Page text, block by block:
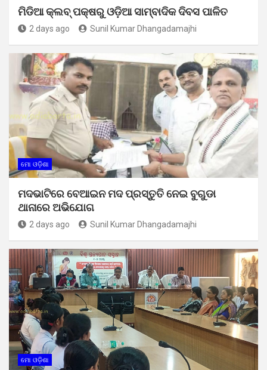
ମିଡିଆ କ୍ଲବ୍ ପକ୍ଷରୁ ଓଡ଼ିଆ ସାମ୍ବାଦିକ ଦିବସ ପାଳିତ
2 days ago Sunil Kumar Dhangadamajhi
ମୋ ଓଡ଼ିଶା
ମଦଭାଟିରେ ବେଆଇନ ମଦ ପ୍ରସ୍ତୁତି ନେଇ ବୁଗୁଡା
ଥାନାରେ ଅଭିଯୋଗ
2 days ago Sunil Kumar Dhangadamajhi
ମୋ ଓଡ଼ିଶା